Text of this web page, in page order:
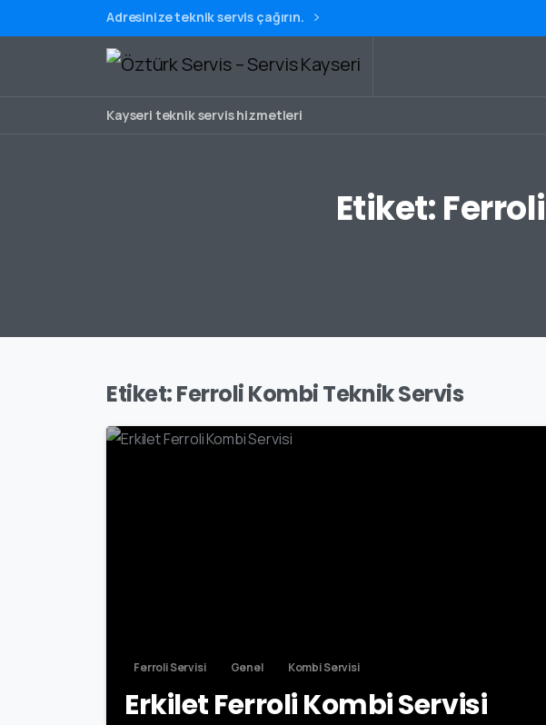
Adresinize teknik servis çağırın.
Kayseri teknik servis hizmetleri
Etiket:Ferroli
Etiket:Ferroli Kombi Teknik Servis
Ferroli Servisi Genel Kombi Servisi
Erkilet Ferroli Kombi Servisi